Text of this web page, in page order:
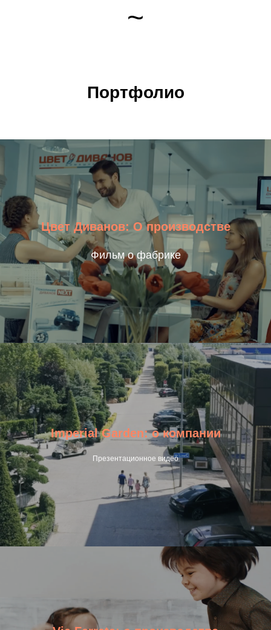
~
Портфолио
Цвет Диванов: О производстве
Фильм о фабрике
Imperial Garden: о компании
Презентационное видео